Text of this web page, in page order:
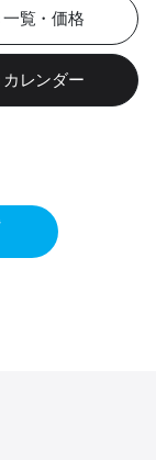
一覧・価格
カレンダー